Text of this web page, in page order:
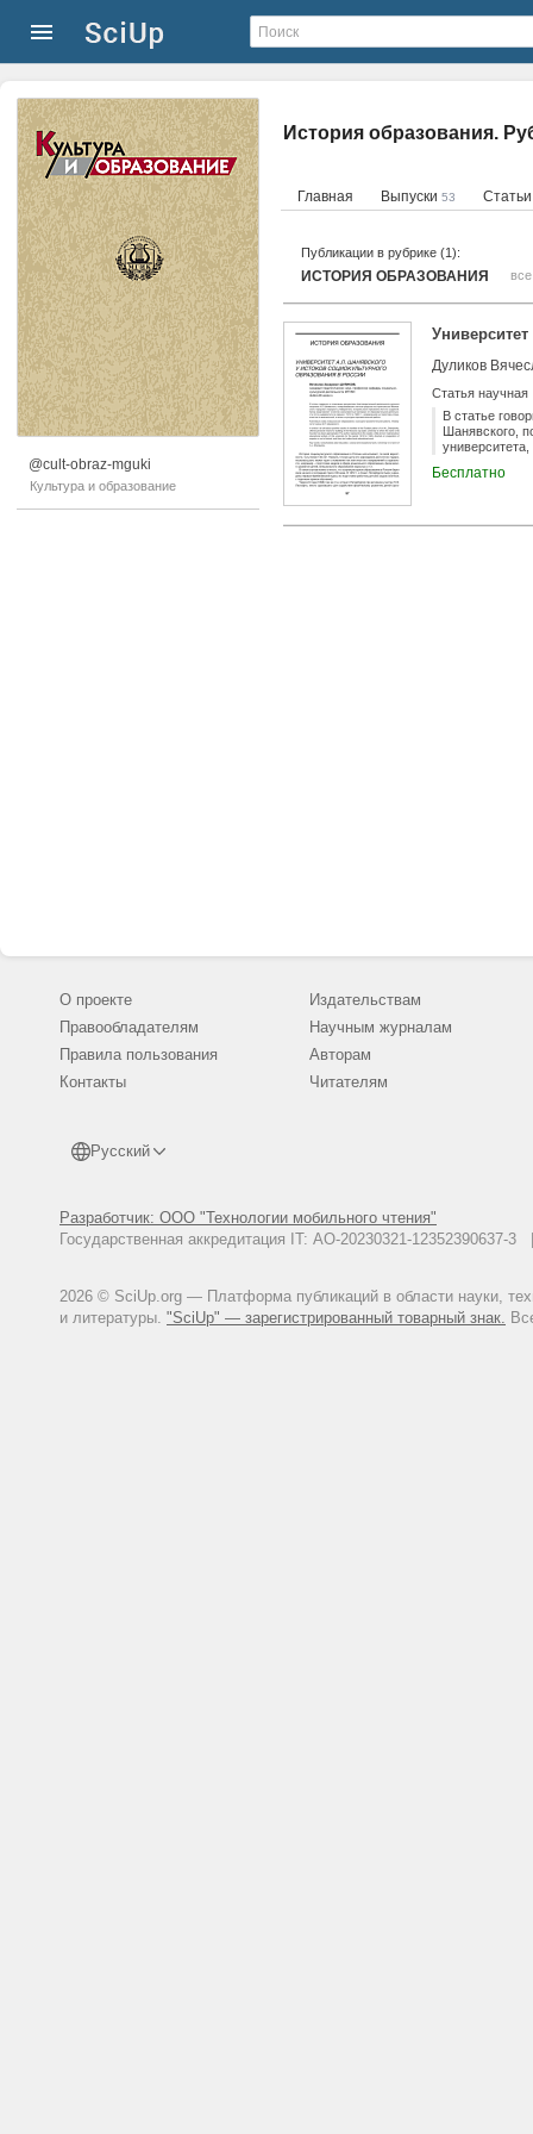
@cult-obraz-mguki
Культура и образование
История образования.
Главная Выпуски 53
Публикации в рубрике (1):
ИСТОРИЯ ОБРАЗОВАНИЯ
Дуликов
Статья научная
В статье
Шанявского,
подготовку
Бесплатно
О проекте
Правообладателям
Правила пользования
Контакты
Русский
Разработчик: ООО "Технологии мобильного чтения"
Государственная аккредитация IT: АО-20230321-
2026 © SciUp.org — Платформа публикаций в области науки,
и литературы. "SciUp" — зарегистрированный товарный знак.
Издательствам
Научным журналам
Авторам
Читателям